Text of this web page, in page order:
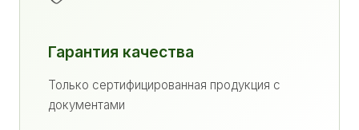
Гарантия качества
Только сертифицированная продукция с
документами